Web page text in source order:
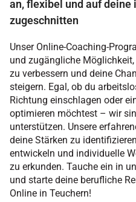
an, flexibel und auf
zugeschnitten
Unser Online-Coaching-
und zugängliche
zu verbessern und deine
steigern. Egal, ob du
Richtung einschlagen oder
optimieren möchtest – wir
unterstützen. Unsere
deine Stärken zu
entwickeln und individuelle
zu erkunden. Tauche ein in
und starte deine berufliche
Online in Teuchern!